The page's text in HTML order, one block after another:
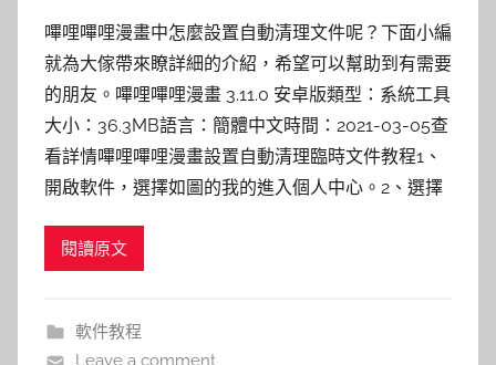
嗶哩嗶哩漫畫中怎麼設置自動清理文件呢？下面小編
就為大傢帶來瞭詳細的介紹，希望可以幫助到有需要
的朋友。嗶哩嗶哩漫畫 3.11.0 安卓版類型：系統工具
大小：36.3MB語言：簡體中文時間：2021-03-05查
看詳情嗶哩嗶哩漫畫設置自動清理臨時文件教程1、
開啟軟件，選擇如圖的我的進入個人中心。2、選擇
閱讀原文
軟件教程
Leave a comment